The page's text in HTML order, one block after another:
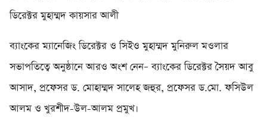
ডিরেক্টর মুহাম্মদ কায়সার আলী
ব্যাংকের ম্যানেজিং ডিরেক্টর ও সিইও মুহাম্মদ মুনিরুল মওলার
সভাপতিত্বে অনুষ্ঠানে আরও অংশ নেন– ব্যাংকের ডিরেক্টর সৈয়দ আবু
আসাদ, প্রফেসর ড. মোহাম্মদ সালেহ জহুর, প্রফেসর ড.মো. ফসিউল
আলম ও খুরশীদ-উল-আলম প্রমুখ।